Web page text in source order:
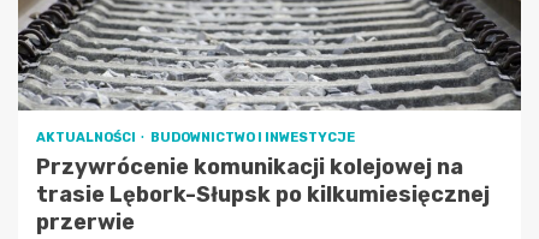
AKTUALNOŚCI BUDOWNICTWO I INWESTYCJE
Przywrócenie komunikacji kolejowej na
trasie Lębork-Słupsk po kilkumiesięcznej
przerwie